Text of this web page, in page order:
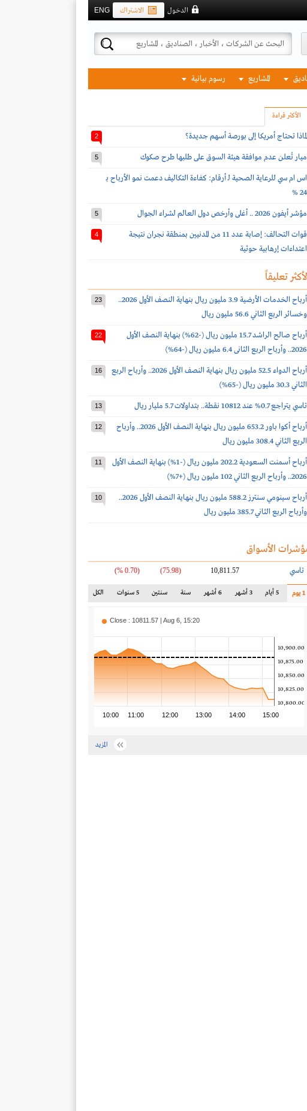
ENG الاشتراك الدخول
المشاريع رسوم بيانية
الأكثر قراءة
لماذا تحتاج أمريكا إلى بورصة أسهم جديدة؟ 2
ميار تُعلن عدم موافقة هيئة السوق على طلبها طرح صكوك 5
اس ام سي للرعاية الصحية لـ أرقام: كفاءة التكاليف دعمت نمو الأرباح بـ
24 %
مؤشر أيفون 2026 .. أغلى وأرخص دول العالم لشراء الجوال 5
قوات التحالف: إصابة عدد 11 من المدنيين بمنطقة نجران نتيجة
اعتداءات إرهابية حوثية
4
تعليقاً
أرباح الخدمات الأرضية 3.9 مليون ريال بنهاية النصف الأول 2026..
وخسائر الربع الثاني 56.6 مليون ريال
23
أرباح صالح الراشد 15.7 مليون ريال (-62%) بنهاية النصف الأول
2026.. وأرباح الربع الثانى 6.4 مليون ريال (-64%)
22
أرباح الدواء 52.5 مليون ريال بنهاية النصف الأول 2026.. وأرباح الربع
الثاني 30.3 مليون ريال (-65%)
16
تاسي يتراجع 0.7% عند 10812 نقطة.. بتداولات 5.7 مليار ريال 13
أرباح أكوا باور 653.2 مليون ريال بنهاية النصف الأول 2026.. وأرباح
الربع الثاني 308.4 مليون ريال
12
أرباح أسمنت السعودية 202.2 مليون ريال (-1%) بنهاية النصف الأول
2026.. وأرباح الربع الثاني 102 مليون ريال (+7%)
11
أرباح سينومي سنترز 588.2 مليون ريال بنهاية النصف الأول 2026..
وأرباح الربع الثاني 385.7 مليون ريال
10
الأسواق
تاسي 10,811.57
(75.98)
(0.70 %)
1 يوم 5 أيام 3 أشهر 6 أشهر سنة سنتين 5 سنوات الكل
10:00 11:00 12:00 13:00 14:00 15:00
10,800.00
10,825.00
10,850.00
10,875.00
10,900.00
Close : 10811.57 | Aug 6, 15:20
المزيد